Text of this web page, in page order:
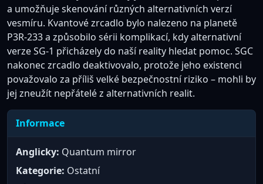
a umožňuje skenování různých alternativních verzí
vesmíru. Kvantové zrcadlo bylo nalezeno na planetě
P3R-233 a způsobilo sérii komplikací, kdy alternativní
verze SG-1 přicházely do naší reality hledat pomoc. SGC
nakonec zrcadlo deaktivovalo, protože jeho existenci
považovalo za příliš velké bezpečnostní riziko – mohli by
jej zneužít nepřátelé z alternativních realit.
Informace
Anglicky: Quantum mirror
Kategorie: Ostatní